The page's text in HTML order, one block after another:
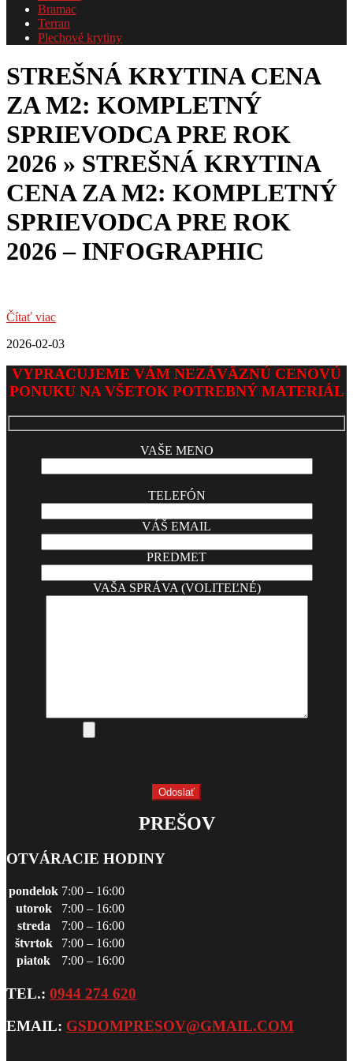
Bramac
Terran
Plechové krytiny
STREŠNÁ KRYTINA CENA
ZA M2: KOMPLETNÝ
SPRIEVODCA PRE ROK
2026 » STREŠNÁ KRYTINA
CENA ZA M2: KOMPLETNÝ
SPRIEVODCA PRE ROK
2026 – INFOGRAPHIC
Čítať viac
2026-02-03
VYPRACUJEME VÁM NEZÁVÄZNÚ CENOVÚ
PONUKU NA VŠETOK POTREBNÝ MATERIÁL
VAŠE MENO
TELEFÓN
VÁŠ EMAIL
PREDMET
VAŠA SPRÁVA (VOLITEĽNÉ)
PREŠOV
OTVÁRACIE HODINY
pondelok 7:00 – 16:00
utorok
7:00 – 16:00
streda
7:00 – 16:00
štvrtok
7:00 – 16:00
piatok
7:00 – 16:00
TEL.: 0944 274 620
EMAIL: GSDOMPRESOV@GMAIL.COM